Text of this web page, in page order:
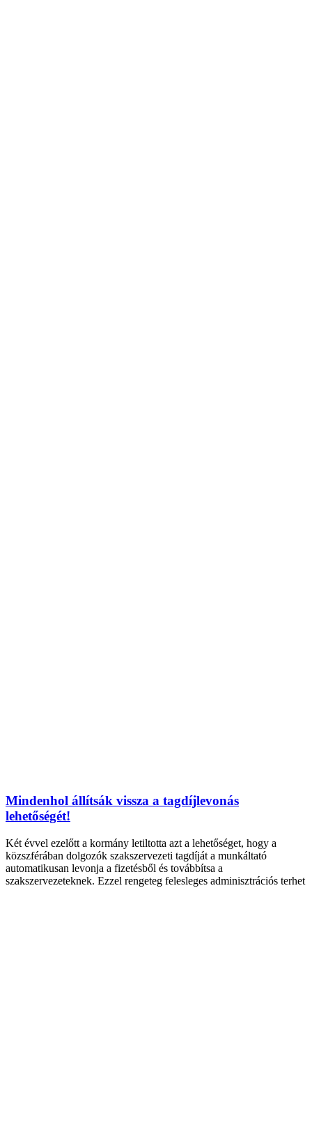
Mindenhol állítsák vissza a tagdíjlevonás
lehetőségét!
Két évvel ezelőtt a kormány letiltotta azt a lehetőséget, hogy a
közszférában dolgozók szakszervezeti tagdíját a munkáltató
automatikusan levonja a fizetésből és továbbítsa a
szakszervezeteknek. Ezzel rengeteg felesleges adminisztrációs terhet